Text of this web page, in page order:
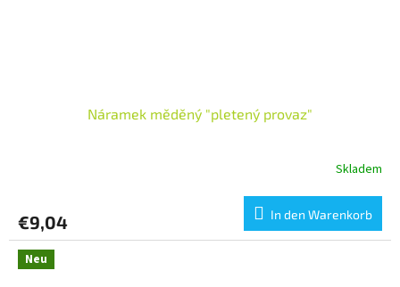
Náramek měděný "pletený provaz"
Skladem
€9,04 In den Warenkorb
Neu